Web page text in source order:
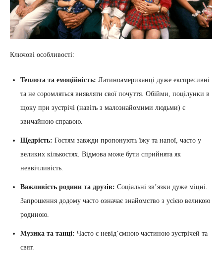
Ключові особливості:
Теплота та емоційність: Латиноамериканці дуже експресивні
та не соромляться виявляти свої почуття. Обійми, поцілунки в
щоку при зустрічі (навіть з малознайомими людьми) є
звичайною справою.
Щедрість: Гостям завжди пропонують їжу та напої, часто у
великих кількостях. Відмова може бути сприйнята як
неввічливість.
Важливість родини та друзів: Соціальні зв’язки дуже міцні.
Запрошення додому часто означає знайомство з усією великою
родиною.
Музика та танці: Часто є невід’ємною частиною зустрічей та
свят.